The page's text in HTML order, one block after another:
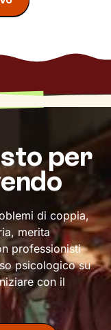
per
di coppia,
merita
professionisti
psicologico su
con il